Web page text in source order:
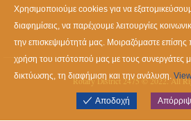
Rotary District 2475 © 2022. All
Χρησιμοποιούμε cookies για να
διαφημίσεις, να παρέχουμε λειτουργίες
την επισκεψιμότητά μας. Μοιραζόμαστε επίσης
χρήση του ιστότοπού μας με τους συνεργάτες
δικτύωσης, τη διαφήμιση και την ανάλυση.
Αποδοχή